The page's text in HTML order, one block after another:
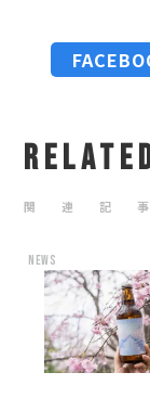
関 連 記 事
news